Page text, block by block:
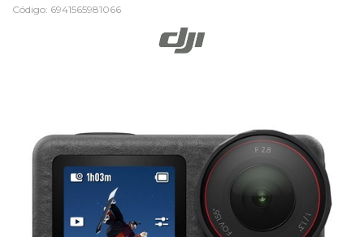
Código: 6941565981066